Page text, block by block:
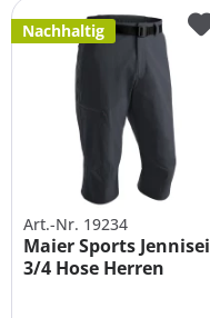
Nachhaltig
Art.-Nr. 19234
Maier Sports Jennisei
3/4 Hose Herren